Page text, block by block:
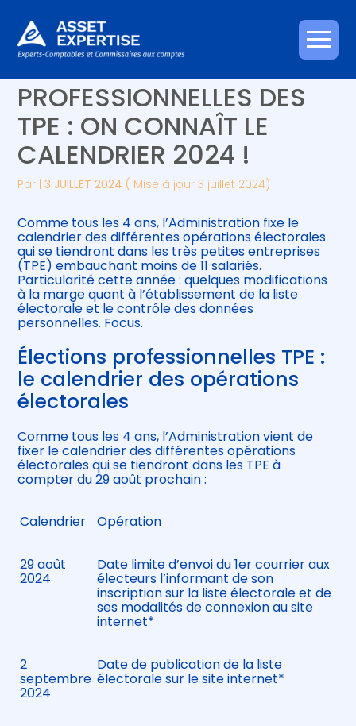
Aller
au
Créer et reprendre une activité
Gérer votre quotidien
Piloter votre entreprise
Développer votre entreprise
Être prêt pour la facturation
électronique
Piloter votre gestion
Suivre votre comptabilité
Gérer vos ressources humaines
ÉLECTIONS
PROFESSIONNELLES DES
TPE : ON CONNAÎT LE
CALENDRIER 2024 !
Par |3 JUILLET 2024 ( Mise à jour 3 juillet 2024)
Comme tous les 4 ans, l’Administration fixe le
calendrier des différentes opérations électorales
qui se tiendront dans les très petites entreprises
(TPE) embauchant moins de 11 salariés.
Particularité cette année : quelques modifications
à la marge quant à l’établissement de la liste
électorale et le contrôle des données
personnelles. Focus.
Élections professionnelles TPE :
le calendrier des opérations
électorales
Comme tous les 4 ans, l’Administration vient de
fixer le calendrier des différentes opérations
électorales qui se tiendront dans les TPE à
compter du 29 août prochain :
Calendrier Opération
29 août
2024
Date limite d’envoi du 1er courrier aux
électeurs l’informant de son
inscription sur la liste électorale et de
ses modalités de connexion au site
internet*
2
septembre
2024
Date de publication de la liste
électorale sur le site internet*